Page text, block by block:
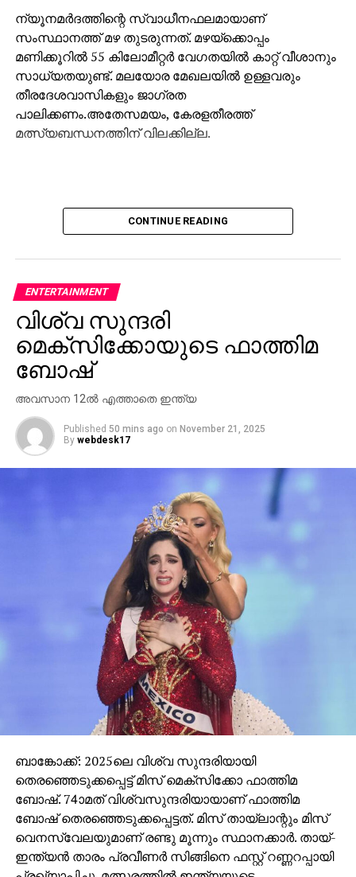
ന്യൂനമര്‍ദത്തിന്റെ സ്വാധീനഫലമായാണ്
സംസ്ഥാനത്ത് മഴ തുടരുന്നത്. മഴയ്‌ക്കൊപ്പം
മണിക്കൂറില്‍ 55 കിലോമീറ്റര്‍ വേഗതയില്‍ കാറ്റ് വീശാനും
സാധ്യതയുണ്ട്. മലയോര മേഖലയില്‍ ഉള്ളവരും
തീരദേശവാസികളും ജാഗ്രത
പാലിക്കണം.അതേസമയം, കേരളതീരത്ത്
മത്സ്യബന്ധനത്തിന് വിലക്കില്ല.
CONTINUE READING
ENTERTAINMENT
വിശ്വ സുന്ദരി
മെക്സിക്കോയുടെ ഫാത്തിമ
ബോഷ്
അവസാന 12ല്‍ എത്താതെ ഇന്ത്യ
Published 50 mins ago on November 21, 2025
By webdesk17
ബാങ്കോക്ക്: 2025ലെ വിശ്വ സുന്ദരിയായി
തെരഞ്ഞെടുക്കപ്പെട്ട് മിസ് മെക്സിക്കോ ഫാത്തിമ
ബോഷ്. 74ാമത് വിശ്വസുന്ദരിയായാണ് ഫാത്തിമ
ബോഷ് തെരഞ്ഞെടുക്കപ്പെട്ടത്. മിസ് തായ്ലാന്റും മിസ്
വെനസ്വേലയുമാണ് രണ്ടു മൂന്നും സ്ഥാനക്കാര്‍. തായ്-
ഇന്ത്യന്‍ താരം പ്രവീണര്‍ സിങ്ങിനെ ഫസ്റ്റ് റണ്ണറപ്പായി